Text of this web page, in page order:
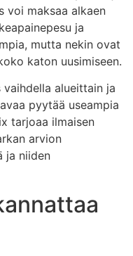
voi maksaa alkaen
ja
mutta nekin ovat
katon uusimiseen.
alueittain ja
pyytää useampia
tarjoaa ilmaisen
arvion
ja niiden